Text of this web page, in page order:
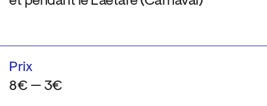
Prix
8€ — 3€